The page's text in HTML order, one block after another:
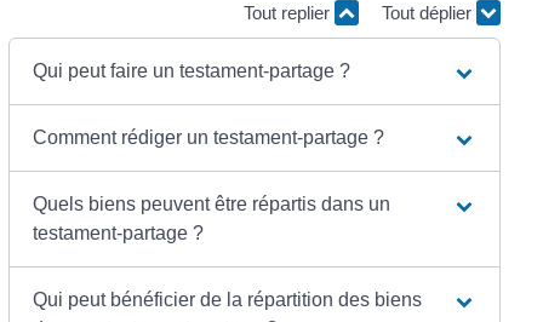
Tout replier Tout déplier
Qui peut faire un testament-partage ?
Comment rédiger un testament-partage ?
Quels biens peuvent être répartis dans un
testament-partage ?
Qui peut bénéficier de la répartition des biens